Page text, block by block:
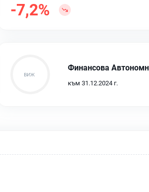
-7,2%
Финансова
към 31.12.2024 г.